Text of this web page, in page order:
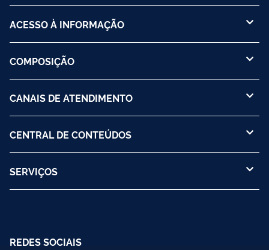
ACESSO À INFORMAÇÃO
COMPOSIÇÃO
CANAIS DE ATENDIMENTO
CENTRAL DE CONTEÚDOS
SERVIÇOS
REDES SOCIAIS